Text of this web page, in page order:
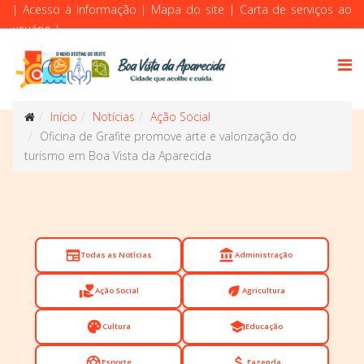
| Acesso à Informação | Mapa do site | Carta de serviços ao
usuário|
Início Notícias
Ação Social
Oficina de Grafite promove arte e valorização do
turismo em Boa Vista da Aparecida
newspaperTodas as Notícias account_balanceAdministração
volunteer_activismAção Social eco Agricultura
paletteCultura schoolEducação